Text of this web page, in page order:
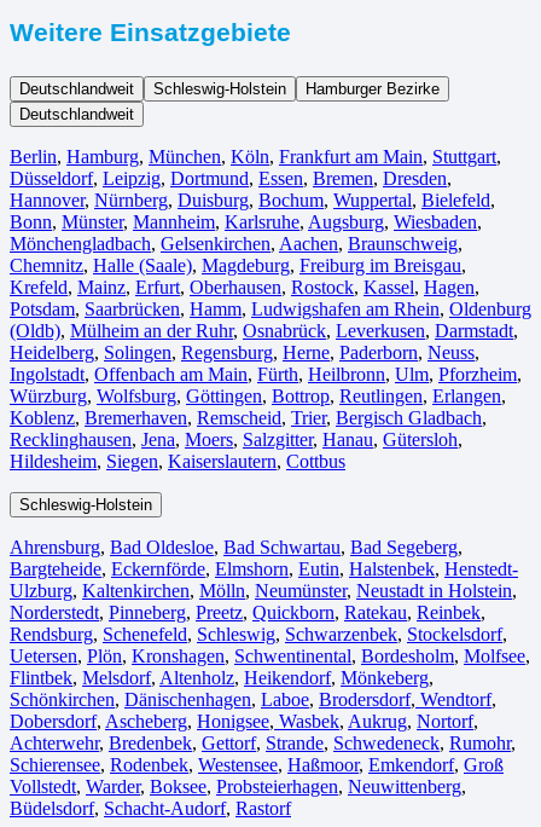
Weitere Einsatzgebiete
Deutschlandweit Schleswig-Holstein
Hamburger Bezirke
Deutschlandweit
Berlin⁠, Hamburg, München, Köln⁠, Frankfurt am Main, Stuttgart,
Düsseldorf, Leipzig, Dortmund, Essen, Bremen, Dresden,
Hannover, Nürnberg, Duisburg⁠, Bochum, Wuppertal⁠, Bielefeld⁠,
Bonn⁠, Münster⁠, Mannheim, Karlsruhe, Augsburg, Wiesbaden⁠,
Mönchengladbach⁠, Gelsenkirchen⁠, Aachen⁠, Braunschweig,
Chemnitz⁠, Halle (Saale)⁠, Magdeburg, Freiburg im Breisgau⁠,
Krefeld⁠, Mainz⁠, Erfurt, Oberhausen⁠, Rostock⁠, Kassel⁠, Hagen,
Potsdam, Saarbrücken⁠, Hamm, Ludwigshafen am Rhein⁠, Oldenburg
(Oldb), Mülheim an der Ruhr, Osnabrück⁠, Leverkusen, Darmstadt⁠,
Heidelberg, Solingen, Regensburg, Herne⁠, Paderborn, Neuss,
Ingolstadt, Offenbach am Main, Fürth⁠, Heilbronn, Ulm⁠, Pforzheim,
Würzburg, Wolfsburg⁠, Göttingen, Bottrop, Reutlingen, Erlangen⁠,
Koblenz, Bremerhaven⁠, Remscheid, Trier⁠, Bergisch Gladbach,
Recklinghausen, Jena⁠, Moers⁠, Salzgitter⁠, Hanau, Gütersloh,
Hildesheim⁠, Siegen⁠, Kaiserslautern⁠, Cottbus⁠
Schleswig-Holstein
Ahrensburg, Bad Oldesloe, Bad Schwartau, Bad Segeberg,
Bargteheide, Eckernförde, Elmshorn, Eutin, Halstenbek, Henstedt-
Ulzburg, Kaltenkirchen, Mölln, Neumünster, Neustadt in Holstein,
Norderstedt, Pinneberg, Preetz, Quickborn, Ratekau, Reinbek,
Rendsburg, Schenefeld, Schleswig, Schwarzenbek, Stockelsdorf,
Uetersen, Plön, Kronshagen, Schwentinental, Bordesholm, Molfsee,
Flintbek, Melsdorf, Altenholz, Heikendorf, Mönkeberg,
Schönkirchen, Dänischenhagen, Laboe, Brodersdorf, Wendtorf,
Dobersdorf, Ascheberg, Honigsee, Wasbek, Aukrug, Nortorf,
Achterwehr, Bredenbek, Gettorf, Strande, Schwedeneck, Rumohr,
Schierensee, Rodenbek, Westensee, Haßmoor, Emkendorf, Groß
Vollstedt, Warder, Boksee, Probsteierhagen, Neuwittenberg,
Büdelsdorf, Schacht-Audorf, Rastorf